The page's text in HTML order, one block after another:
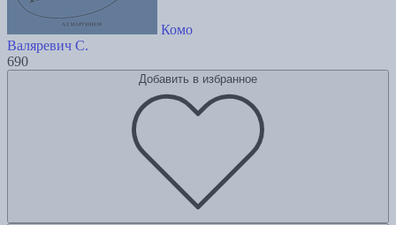
Комо
Валяревич С.
690
Добавить в избранное